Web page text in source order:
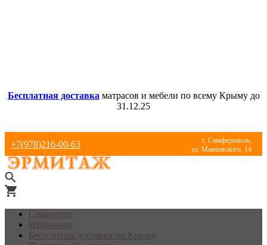
Бесплатная доставка матрасов и мебели по всему Крыму до
31.12.25
+7(978)216-00-63
г. Симферополь,
ул. Маяковского, 14
Сравнение
Избранное
Бесплатная доставка по Крыму